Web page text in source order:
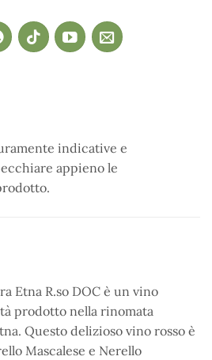
indicative e
appieno le
Etna R.so DOC è un vino
prodotto nella rinomata
Questo delizioso vino rosso è
Mascalese e Nerello